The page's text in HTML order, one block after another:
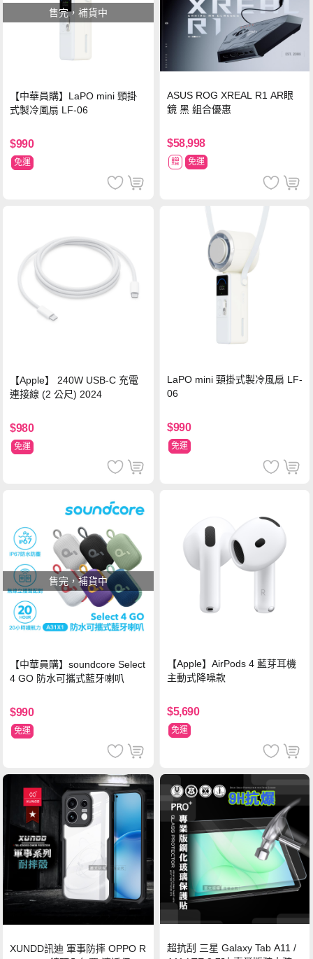
售完，補貨中
【中華員購】LaPO mini 頸掛
式製冷風扇 LF-06
$990
免運
ASUS ROG XREAL R1 AR眼
鏡 黑 組合優惠
$58,998
贈 免運
【Apple】 240W USB-C 充電
連接線 (2 公尺) 2024
$980
免運
LaPO mini 頸掛式製冷風扇 LF-
06
$990
免運
售完，補貨中
【中華員購】soundcore Select
4 GO 防水可攜式藍牙喇叭
$990
免運
【Apple】AirPods 4 藍芽耳機
主動式降噪款
$5,690
免運
XUNDD訊迪 軍事防摔 OPPO R
超抗刮 三星 Galaxy Tab A11 /